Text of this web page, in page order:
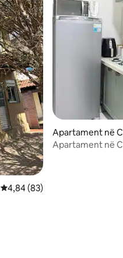
Vlerësimi mesatar 4,84 nga 5,
4,84 (83)
Apartament në
Lafaiete
Apartament në